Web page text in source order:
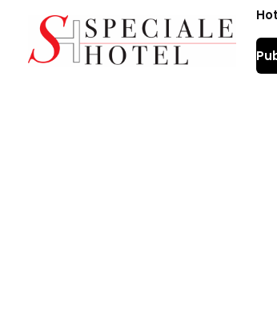
contenuto